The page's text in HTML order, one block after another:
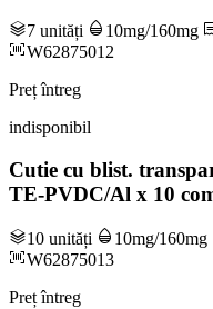
7 unități 10mg/160mg
W62875012
Preț întreg
indisponibil
Cutie cu blist.
TE-PVDC/Al x 10
10 unități 10mg/160mg
W62875013
Preț întreg